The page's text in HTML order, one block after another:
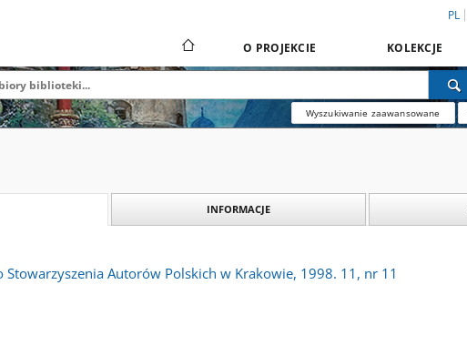
PL
O PROJEKCIE KOLEKCJE
Wyszukiwanie zaawansowane
INFORMACJE
Stowarzyszenia Autorów Polskich w Krakowie, 1998. 11, nr 11